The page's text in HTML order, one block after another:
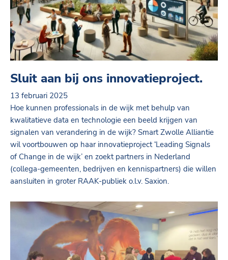
Sluit aan bij ons innovatieproject.
13 februari 2025
Hoe kunnen professionals in de wijk met behulp van
kwalitatieve data en technologie een beeld krijgen van
signalen van verandering in de wijk? Smart Zwolle Alliantie
wil voortbouwen op haar innovatieproject ‘Leading Signals
of Change in de wijk’ en zoekt partners in Nederland
(collega-gemeenten, bedrijven en kennispartners) die willen
aansluiten in groter RAAK-publiek o.l.v. Saxion.